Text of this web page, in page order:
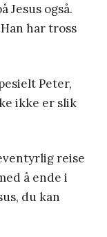
Jesus også.
har tross
Peter,
ikke er slik
reise
å ende i
du kan